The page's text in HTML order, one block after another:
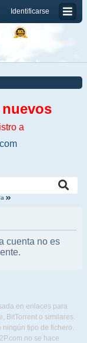
Identificarse
a
cuenta no es
en enlaces para
BitTorrent o similares.
tipo de fichero.
no se hace